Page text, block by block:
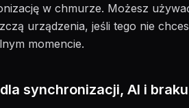
w chmurze. Możesz
urządzenia, jeśli tego nie
momencie.
synchronizacji, AI i